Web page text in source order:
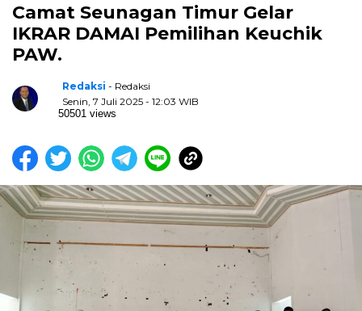
Camat Seunagan Timur Gelar
IKRAR DAMAI Pemilihan Keuchik
PAW.
Redaksi - Redaksi
Senin, 7 Juli 2025 - 12:03 WIB
50501 views